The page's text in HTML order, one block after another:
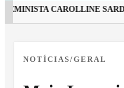
CAROLLINE SARDÁ
NOTÍCIAS/GERAL